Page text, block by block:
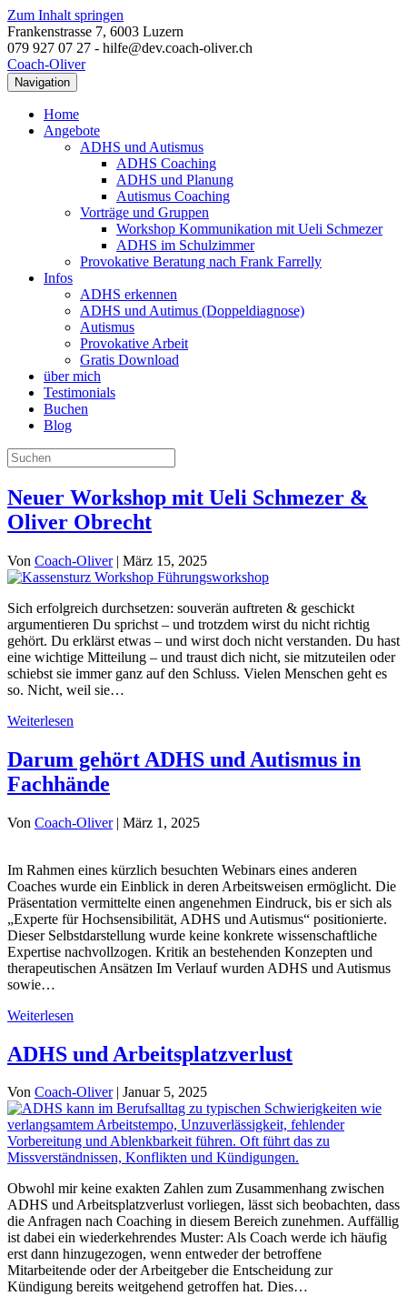
Zum Inhalt springen
Frankenstrasse 7, 6003 Luzern
079 927 07 27 - hilfe@dev.coach-oliver.ch
Coach-Oliver
Navigation
Home
Angebote
ADHS und Autismus
ADHS Coaching
ADHS und Planung
Autismus Coaching
Vorträge und Gruppen
Workshop Kommunikation mit Ueli Schmezer
ADHS im Schulzimmer
Provokative Beratung nach Frank Farrelly
Infos
ADHS erkennen
ADHS und Autimus (Doppeldiagnose)
Autismus
Provokative Arbeit
Gratis Download
über mich
Testimonials
Buchen
Blog
Neuer Workshop mit Ueli Schmezer &
Oliver Obrecht
Von Coach-Oliver| März 15, 2025
Sich erfolgreich durchsetzen: souverän auftreten & geschickt
argumentieren Du sprichst – und trotzdem wirst du nicht richtig
gehört. Du erklärst etwas – und wirst doch nicht verstanden. Du hast
eine wichtige Mitteilung – und traust dich nicht, sie mitzuteilen oder
schiebst sie immer ganz auf den Schluss. Vielen Menschen geht es
so. Nicht, weil sie…
Weiterlesen
Darum gehört ADHS und Autismus in
Fachhände
Von Coach-Oliver| März 1, 2025
Im Rahmen eines kürzlich besuchten Webinars eines anderen
Coaches wurde ein Einblick in deren Arbeitsweisen ermöglicht. Die
Präsentation vermittelte einen angenehmen Eindruck, bis er sich als
„Experte für Hochsensibilität, ADHS und Autismus“ positionierte.
Dieser Selbstdarstellung wurde keine konkrete wissenschaftliche
Expertise nachvollzogen. Kritik an bestehenden Konzepten und
therapeutischen Ansätzen Im Verlauf wurden ADHS und Autismus
sowie…
Weiterlesen
ADHS und Arbeitsplatzverlust
Von Coach-Oliver| Januar 5, 2025
Obwohl mir keine exakten Zahlen zum Zusammenhang zwischen
ADHS und Arbeitsplatzverlust vorliegen, lässt sich beobachten, dass
die Anfragen nach Coaching in diesem Bereich zunehmen. Auffällig
ist dabei ein wiederkehrendes Muster: Als Coach werde ich häufig
erst dann hinzugezogen, wenn entweder der betroffene
Mitarbeitende oder der Arbeitgeber die Entscheidung zur
Kündigung bereits weitgehend getroffen hat. Dies…